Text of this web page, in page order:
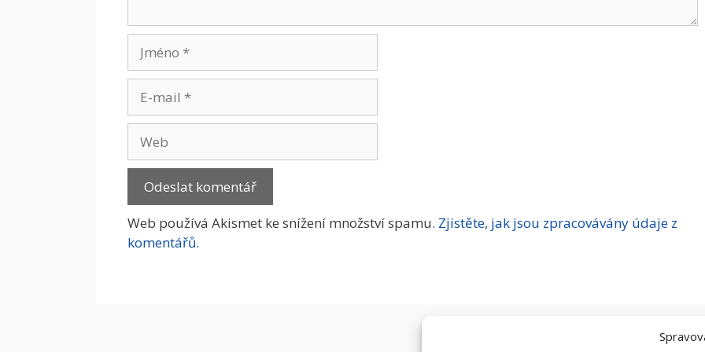
mail
Web používá Akismet ke snížení množství spamu. Zjistěte, jak jsou zpracovávány údaje z
komentářů.